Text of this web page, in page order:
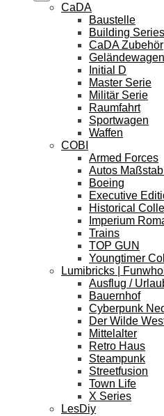
CaDA
Baustelle
Building Series
CaDA Zubehör
Geländewagen
Initial D
Master Serie
Militär Serie
Raumfahrt
Sportwagen
Waffen
COBI
Armed Forces
Autos
Boeing
Executive
Historical
Imperium
Trains
TOP GUN
Youngtimer
Lumibricks |
Ausflug /
Bauernhof
Cyberpunk
Der Wilde
Mittelalter
Retro Haus
Steampunk
Streetfusion
Town Life
X Series
LesDiy